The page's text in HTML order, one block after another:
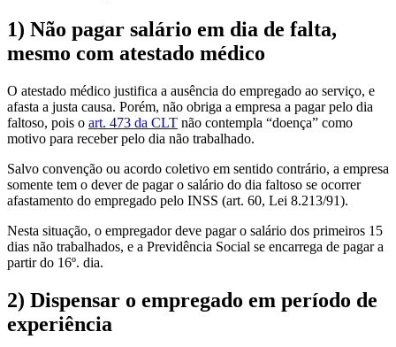
1) Não pagar salário em dia de falta,
mesmo com atestado médico
O atestado médico justifica a ausência do empregado ao serviço, e
afasta a justa causa. Porém, não obriga a empresa a pagar pelo dia
faltoso, pois o art. 473 da CLT não contempla “doença” como
motivo para receber pelo dia não trabalhado.
Salvo convenção ou acordo coletivo em sentido contrário, a empresa
somente tem o dever de pagar o salário do dia faltoso se ocorrer
afastamento do empregado pelo INSS (art. 60, Lei 8.213/91).
Nesta situação, o empregador deve pagar o salário dos primeiros 15
dias não trabalhados, e a Previdência Social se encarrega de pagar a
partir do 16º. dia.
2) Dispensar o empregado em período de
experiência